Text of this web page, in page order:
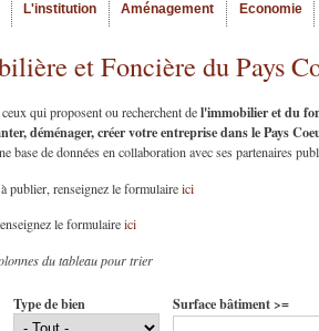
L'institution Aménagement Economie
et Foncière du Pays
qui proposent ou recherchent del'immobilier et du
déménager, créer votre entreprise dans le Pays
base de données en collaboration avec ses partenaires
publier, renseignez le formulaireici
le formulaireici
du tableau pour trier
Type de bien Surface bâtiment >=